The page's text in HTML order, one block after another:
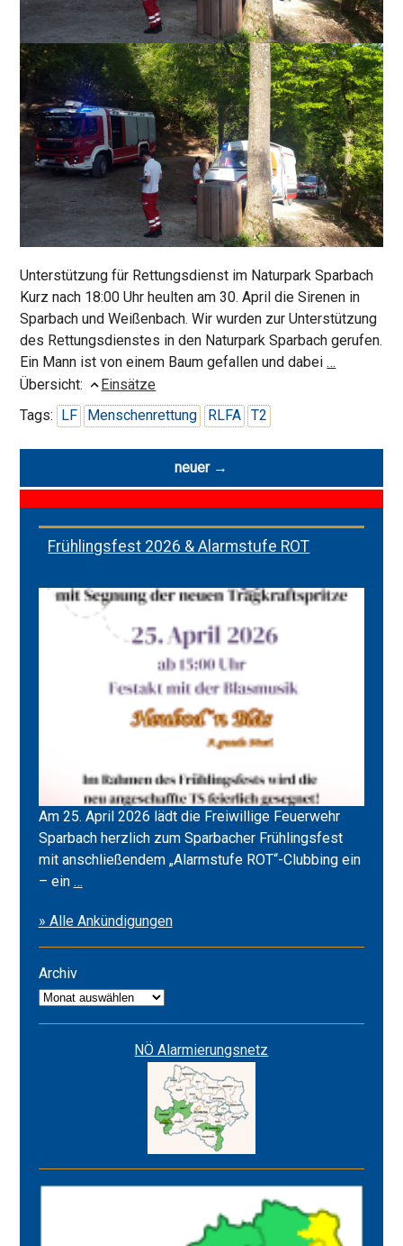
Unterstützung für Rettungsdienst im Naturpark Sparbach
Kurz nach 18:00 Uhr heulten am 30. April die Sirenen in
Sparbach und Weißenbach. Wir wurden zur Unterstützung
des Rettungsdienstes in den Naturpark Sparbach gerufen.
Ein Mann ist von einem Baum gefallen und dabei…
Übersicht:
Einsätze
Tags: LF Menschenrettung RLFA T2
neuer →
Frühlingsfest 2026 & Alarmstufe ROT
Am 25. April 2026 lädt die Freiwillige Feuerwehr
Sparbach herzlich zum Sparbacher Frühlingsfest
mit anschließendem „Alarmstufe ROT“-Clubbing ein
– ein …Frühlingsfest
&
Alarmstufe
» Alle Ankündigungen
Archiv
Archiv
NÖ Alarmierungsnetz